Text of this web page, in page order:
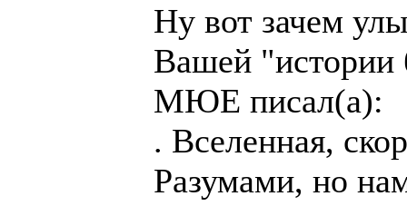
Ну вот зачем
Вашей "истории
МЮЕ писал(а):
. Вселенная,
Разумами, но